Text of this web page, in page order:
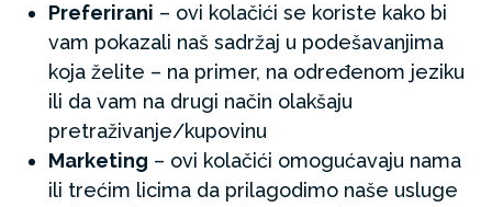
Preferirani – ovi kolačići se koriste kako bi
vam pokazali naš sadržaj u podešavanjima
koja želite – na primer, na određenom jeziku
ili da vam na drugi način olakšaju
pretraživanje/kupovinu
Marketing – ovi kolačići omogućavaju nama
ili trećim licima da prilagodimo naše usluge